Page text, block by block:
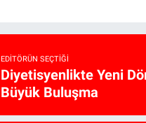
EDITÖRÜN SEÇTIĞI
Diyetisyenlikte Yeni
Büyük Buluşma